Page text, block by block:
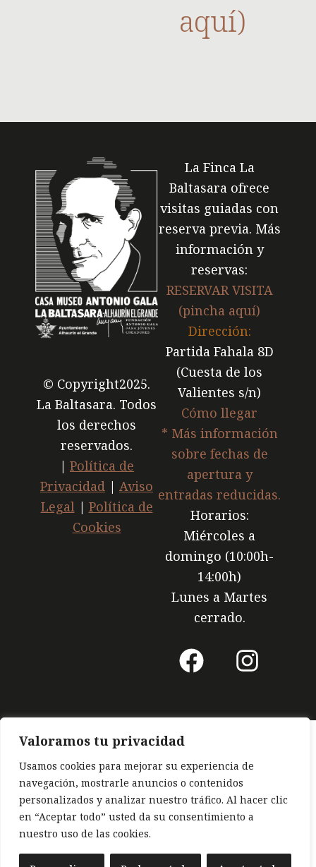
Valoramos tu privacidad
Usamos cookies para mejorar su experiencia de
navegación, mostrarle anuncios o contenidos
personalizados y analizar nuestro tráfico. Al hacer clic
en “Aceptar todo” usted da su consentimiento a
nuestro uso de las cookies.
aquí)
© Copyright2025.
La Baltasara. Todos
los derechos
reservados.
| Política de
Privacidad | Aviso
Legal| Política de
Cookies
La Finca La
Baltasara ofrece
visitas guiadas con
reserva previa. Más
información y
reservas:
RESERVAR VISITA
(pincha aquí)
Dirección:
Partida Fahala 8D
(Cuesta de los
Valientes s/n)
Cómo llegar
* Más información
sobre fechas de
apertura y
entradas reducidas.
Horarios:
Miércoles a
domingo (10:00h-
14:00h)
Lunes a Martes
cerrado.
F
a
e
o
o
k
I
n
t
g
r
a
m